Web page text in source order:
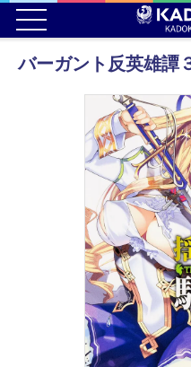
バーガント反英雄譚